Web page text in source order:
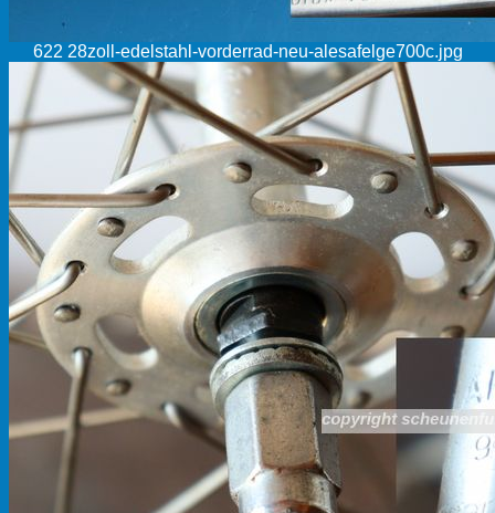
622 28zoll-edelstahl-vorderrad-neu-alesafelge700c.jpg